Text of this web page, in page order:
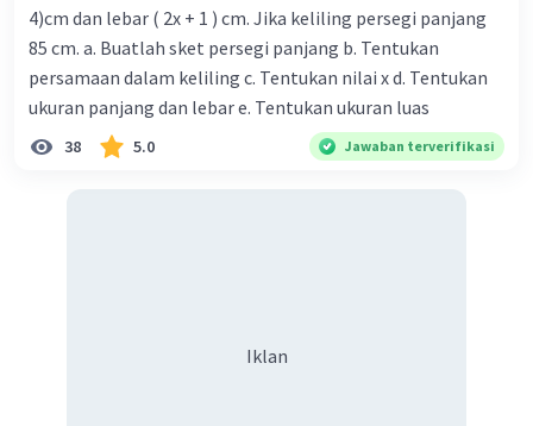
4)cm dan lebar ( 2x + 1 ) cm. Jika keliling persegi panjang
85 cm. a. Buatlah sket persegi panjang b. Tentukan
persamaan dalam keliling c. Tentukan nilai x d. Tentukan
ukuran panjang dan lebar e. Tentukan ukuran luas
38 5.0 Jawaban terverifikasi
Iklan